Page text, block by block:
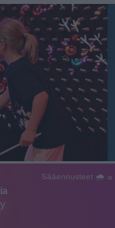
Sääennusteet 🌧 ☼